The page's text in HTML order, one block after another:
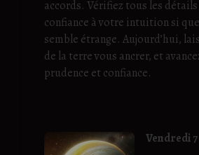
accords. Vérifiez tous les
confiance à votre intuition si
semble étrange. Aujourd’hui,
de la terre vous ancrer, et
prudence et confiance.
Vendredi